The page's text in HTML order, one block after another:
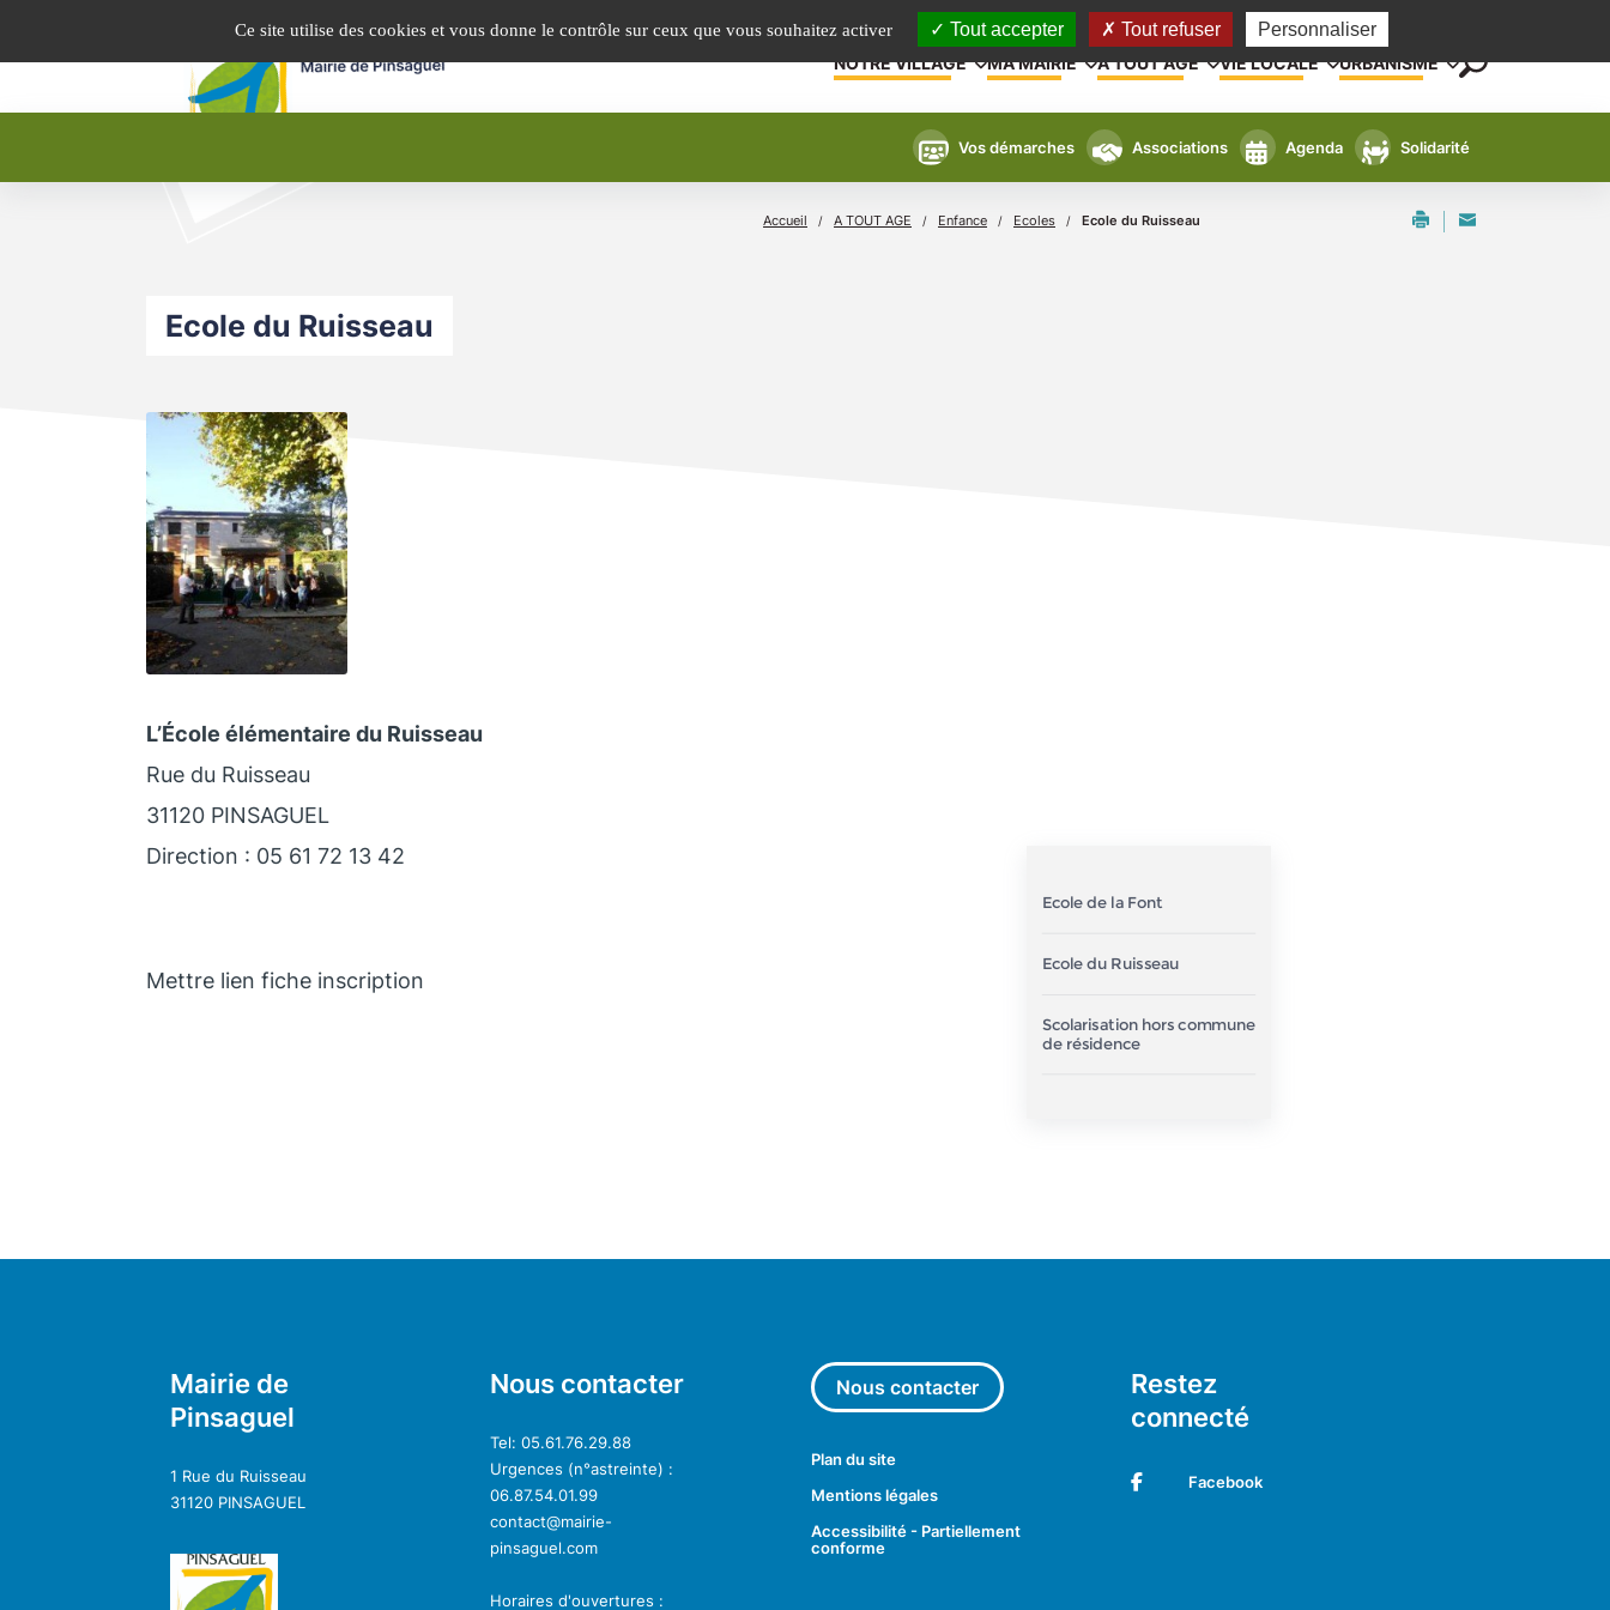
NOTRE VILLAGE MA MAIRIE A TOUT AGE VIE LOCALE URBANISME
Vos démarches Associations Agenda Solidarité
Accueil / A TOUT AGE / Enfance / Ecoles / Ecole du Ruisseau
Ecole du Ruisseau
L’École élémentaire du Ruisseau
Rue du Ruisseau
31120 PINSAGUEL
Direction : 05 61 72 13 42
Mettre lien fiche inscription
Ecole de la Font
Ecole du Ruisseau
Scolarisation hors commune
de résidence
Mairie de
Pinsaguel
1 Rue du Ruisseau
31120 PINSAGUEL
Nous contacter
Tel: 05.61.76.29.88
Urgences (n°astreinte) :
06.87.54.01.99
contact@mairie-
pinsaguel.com
Horaires d'ouvertures :
Nous contacter
Plan du site
Mentions légales
Accessibilité - Partiellement
conforme
Restez
connecté
Facebook
Ce site utilise des cookies et vous donne le contrôle sur ceux que vous souhaitez activer Tout accepter Tout refuser Personnaliser